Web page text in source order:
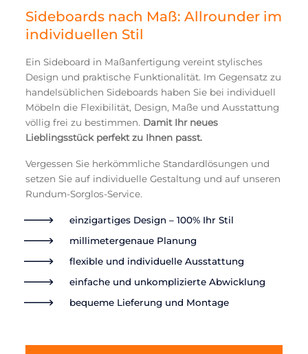
Sideboards nach Maß: Allrounder im
individuellen Stil
Ein Sideboard in Maßanfertigung vereint stylisches
Design und praktische Funktionalität. Im Gegensatz zu
handelsüblichen Sideboards haben Sie bei individuell
Möbeln die Flexibilität, Design, Maße und Ausstattung
völlig frei zu bestimmen. Damit Ihr neues
Lieblingsstück perfekt zu Ihnen passt.
Vergessen Sie herkömmliche Standardlösungen und
setzen Sie auf individuelle Gestaltung und auf unseren
Rundum-Sorglos-Service.
einzigartiges Design – 100% Ihr Stil
millimetergenaue Planung
flexible und individuelle Ausstattung
einfache und unkomplizierte Abwicklung
bequeme Lieferung und Montage